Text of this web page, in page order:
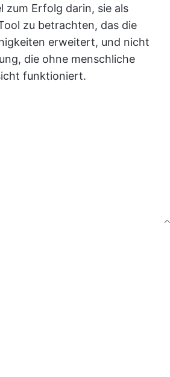
zum Erfolg darin, sie als
zu betrachten, das die
erweitert, und nicht
die ohne menschliche
funktioniert.